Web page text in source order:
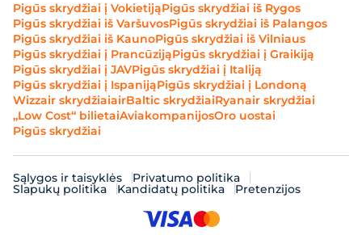
Pigūs skrydžiai į VokietijąPigūs skrydžiai iš Rygos
Pigūs skrydžiai iš VaršuvosPigūs skrydžiai iš Palangos
Pigūs skrydžiai iš KaunoPigūs skrydžiai iš Vilniaus
Pigūs skrydžiai į PrancūzijąPigūs skrydžiai į Graikiją
Pigūs skrydžiai į JAVPigūs skrydžiai į Italiją
Pigūs skrydžiai į IspanijąPigūs skrydžiai į Londoną
Wizzair skrydžiaiairBaltic skrydžiaiRyanair skrydžiai
„Low Cost“ bilietaiAviakompanijosOro uostai
Pigūs skrydžiai
Sąlygos ir taisyklės Privatumo politika
Slapukų politika Kandidatų politika Pretenzijos